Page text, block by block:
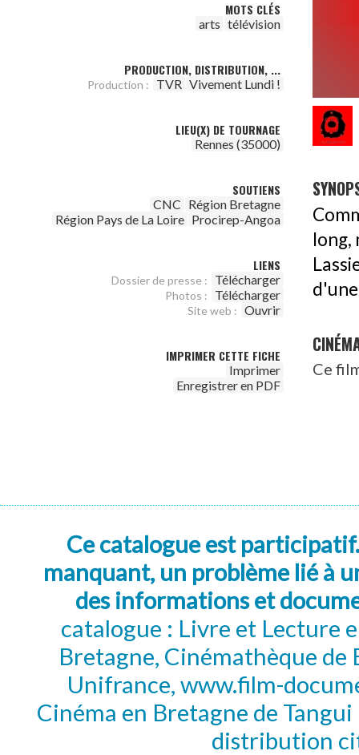
MOTS CLÉS
arts télévision
PRODUCTION, DISTRIBUTION, ...
Production : TVR Vivement Lundi !
LIEU(X) DE TOURNAGE
Rennes (35000)
SOUTIENS
CNC Région Bretagne
Région Pays de La Loire Procirep-Angoa
LIENS
Dossier de presse : Télécharger
Photos : Télécharger
Site web : Ouvrir
IMPRIMER CETTE FICHE
Imprimer
Enregistrer en PDF
long,
Ce
Ce catalogue est
manquant, un problème lié à
des informations et
catalogue : Livre et Lecture
Bretagne, Cinémathèque de
Unifrance, www.film-
Cinéma en Bretagne de
distribution